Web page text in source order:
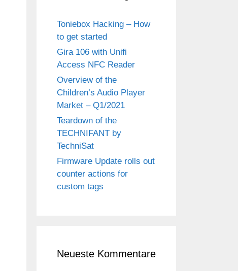
Toniebox Hacking – How
to get started
Gira 106 with Unifi
Access NFC Reader
Overview of the
Children’s Audio Player
Market – Q1/2021
Teardown of the
TECHNIFANT by
TechniSat
Firmware Update rolls out
counter actions for
custom tags
Neueste Kommentare